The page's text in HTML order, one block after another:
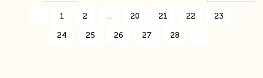
1 2 20 21 22 23
24 25 26 27 28